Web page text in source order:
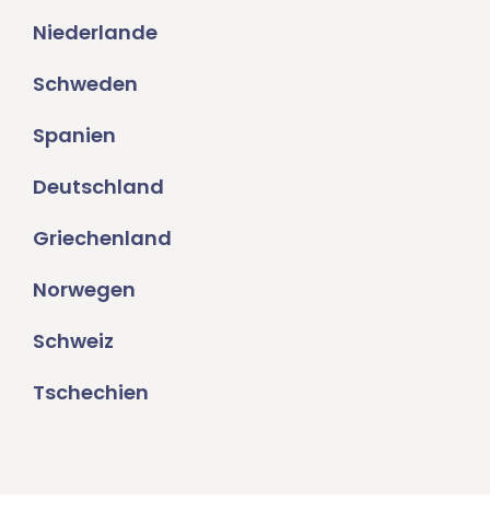
Niederlande
Schweden
Spanien
Deutschland
Griechenland
Norwegen
Schweiz
Tschechien